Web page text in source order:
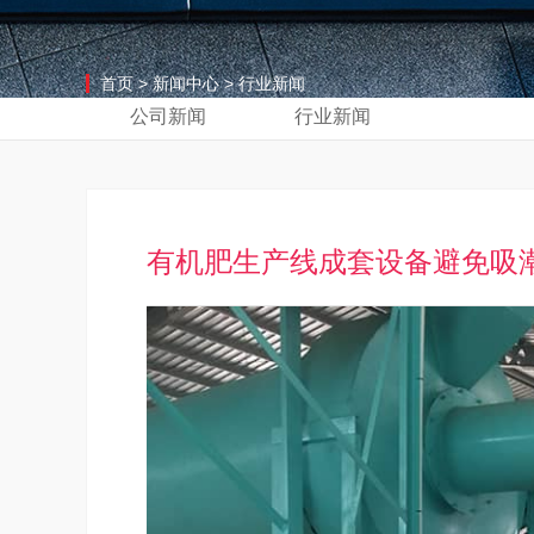
首页>新闻中心>行业新闻
公司新闻 行业新闻
有机肥生产线成套设备避免吸